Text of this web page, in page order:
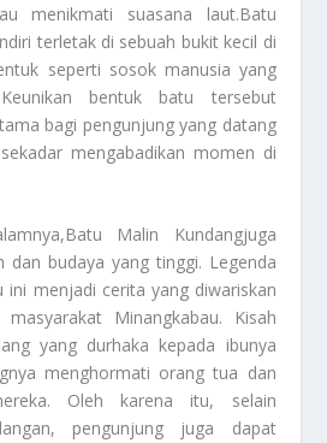
menikmati suasana laut.Batu
terletak di sebuah bukit kecil di
seperti sosok manusia yang
bentuk batu tersebut
bagi pengunjung yang datang
mengabadikan momen di
Batu Malin Kundangjuga
dan budaya yang tinggi. Legenda
ini menjadi cerita yang diwariskan
Minangkabau. Kisah
yang durhaka kepada ibunya
menghormati orang tua dan
Oleh karena itu, selain
pengunjung juga dapat